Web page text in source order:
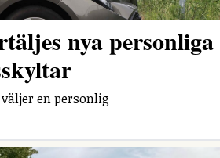
nya personliga
en personlig